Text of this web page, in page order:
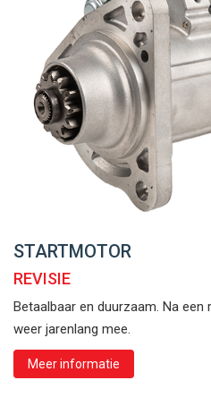
STARTMOTOR
REVISIE
Betaalbaar en duurzaam. Na
weer jarenlang mee.
Meer informatie